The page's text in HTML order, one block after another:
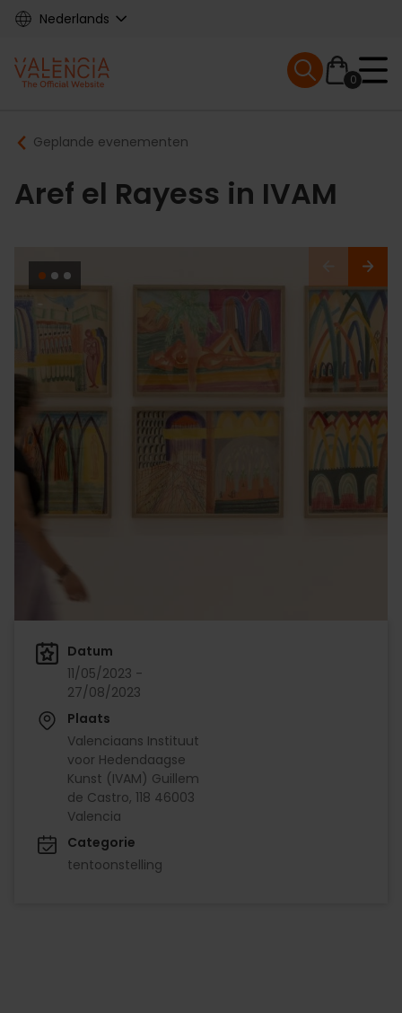
Skip
content
Nederlands
Main
navigation
0
Mobile menu
Breadcrumb
Geplande evenementen
Aref el Rayess in IVAM
Datum
11/05/2023 -
27/08/2023
Plaats
Valenciaans Instituut
voor Hedendaagse
Kunst (IVAM) Guillem
de Castro, 118 46003
Valencia
Categorie
tentoonstelling